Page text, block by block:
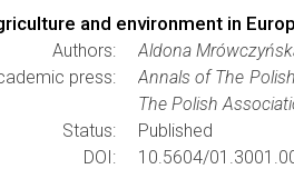
and environment in
Authors:
Aldona
press:
Annals of The
The Polish
Status:
Published
DOI:
10.5604/